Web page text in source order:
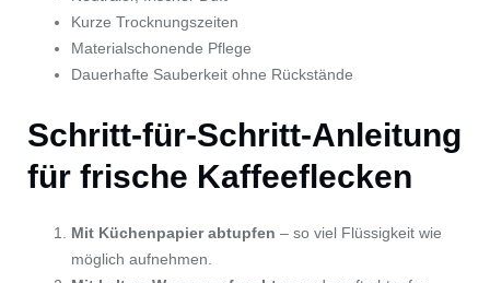
Kurze Trocknungszeiten
Materialschonende Pflege
Dauerhafte Sauberkeit ohne Rückstände
Schritt-für-Schritt-Anleitung
für frische Kaffeeflecken
Mit Küchenpapier abtupfen – so viel Flüssigkeit wie
möglich aufnehmen.